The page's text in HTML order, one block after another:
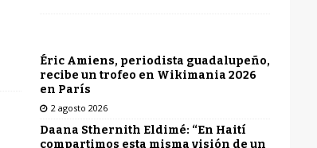
Éric Amiens, periodista guadalupeño,
recibe un trofeo en Wikimania 2026
en París
2 agosto 2026
Daana Sthernith Eldimé: “En Haití
compartimos esta misma visión de un